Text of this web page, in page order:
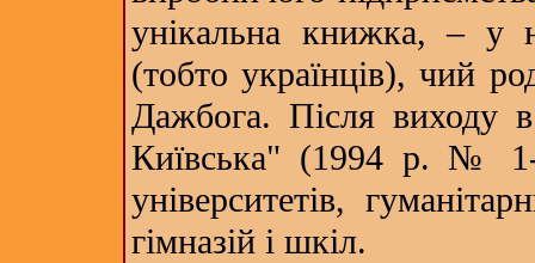
унікальна книжка, – у
(тобто українців), чий
Дажбога. Після виходу
Київська" (1994 р. №
університетів,
гімназій і шкіл.